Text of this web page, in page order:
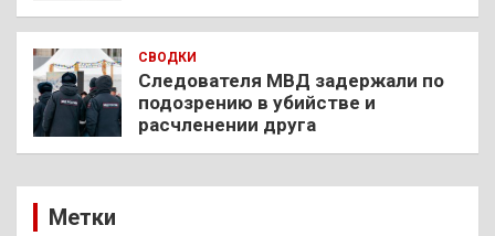
СВОДКИ
Следователя МВД задержали по
подозрению в убийстве и
расчленении друга
Метки